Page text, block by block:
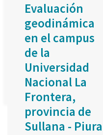
Evaluación
geodinámica
en el campus
de la
Universidad
Nacional La
Frontera,
provincia de
Sullana - Piura